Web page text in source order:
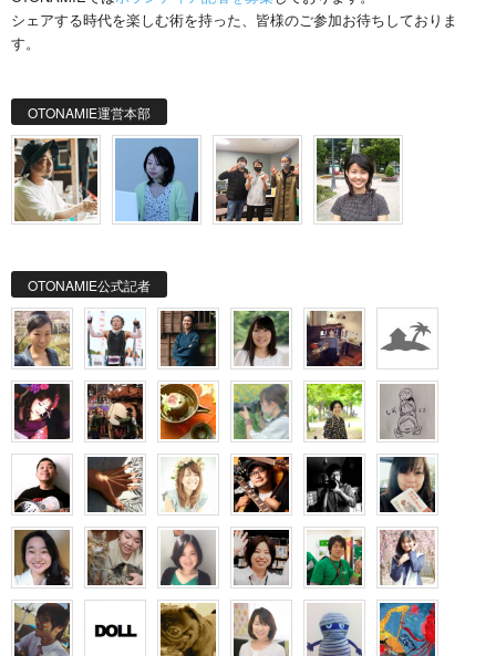
シェアする時代を楽しむ術を持った、皆様のご参加お待ちしておりま
す。
OTONAMIE運営本部
OTONAMIE公式記者